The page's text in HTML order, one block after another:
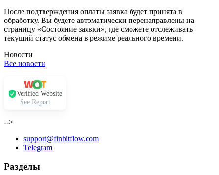
После подтверждения оплаты заявка будет принята в
обработку. Вы будете автоматически перенаправлены на
страницу «Состояние заявки», где сможете отслеживать
текущий статус обмена в режиме реального времени.
Новости
Все новости
Verified Website
See Report
-->
support@finbitflow.com
Telegram
Разделы